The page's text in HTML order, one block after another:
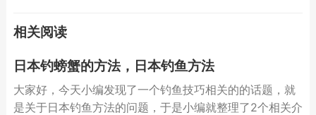
相关阅读
日本钓螃蟹的方法，日本钓鱼方法
大家好，今天小编发现了一个钓鱼技巧相关的的话题，就
是关于日本钓鱼方法的问题，于是小编就整理了2个相关介